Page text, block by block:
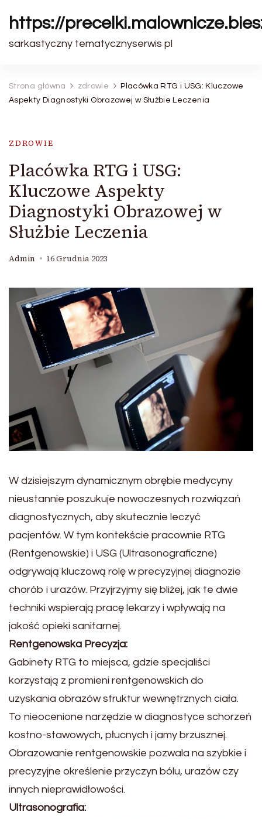
https://
sarkastyczny tematycznyserwis pl
Strona główna zdrowie
Placówka RTG i USG: Kluczowe
Aspekty Diagnostyki Obrazowej w Służbie Leczenia
ZDROWIE
Placówka RTG i USG:
Kluczowe Aspekty
Diagnostyki Obrazowej w
Służbie Leczenia
Admin 16 Grudnia 2023
W dzisiejszym dynamicznym obrębie medycyny
nieustannie poszukuje nowoczesnych rozwiązań
diagnostycznych, aby skutecznie leczyć
pacjentów. W tym kontekście pracownie RTG
(Rentgenowskie) i USG (Ultrasonograficzne)
odgrywają kluczową rolę w precyzyjnej diagnozie
chorób i urazów. Przyjrzyjmy się bliżej, jak te dwie
techniki wspierają pracę lekarzy i wpływają na
jakość opieki sanitarnej.
Rentgenowska Precyzja:
Gabinety RTG to miejsca, gdzie specjaliści
korzystają z promieni rentgenowskich do
uzyskania obrazów struktur wewnętrznych ciała.
To nieocenione narzędzie w diagnostyce schorzeń
kostno-stawowych, płucnych i jamy brzusznej.
Obrazowanie rentgenowskie pozwala na szybkie i
precyzyjne określenie przyczyn bólu, urazów czy
innych nieprawidłowości.
Ultrasonografia: